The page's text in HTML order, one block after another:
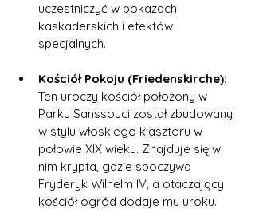
uczestniczyć w pokazach
kaskaderskich i efektów
specjalnych.
Kościół Pokoju (Friedenskirche):
Ten uroczy kościół położony w
Parku Sanssouci został zbudowany
w stylu włoskiego klasztoru w
połowie XIX wieku. Znajduje się w
nim krypta, gdzie spoczywa
Fryderyk Wilhelm IV, a otaczający
kościół ogród dodaje mu uroku.